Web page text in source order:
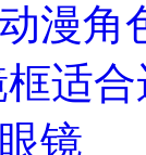
漫角
适
镜